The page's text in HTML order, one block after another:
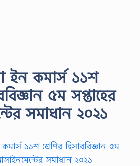
ইন কমার্স ১১শ
৫ম সপ্তাহের
সমাধান ২০২১